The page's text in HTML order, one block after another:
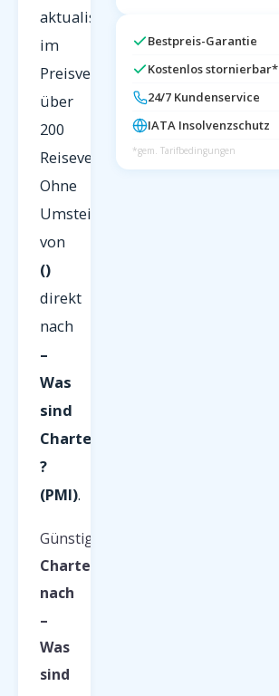
aktualisiert
im
Preisvergleich
über
200
Reiseveranstalter.
Ohne
Umsteigen
von
()
direkt
nach
–
Was
sind
Charterflüge
?
(PMI).
Günstige
Charterflüge
nach
–
Was
sind
Bestpreis-Garantie
Kostenlos stornierbar*
24/7 Kundenservice
IATA Insolvenzschutz
*gem. Tarifbedingungen